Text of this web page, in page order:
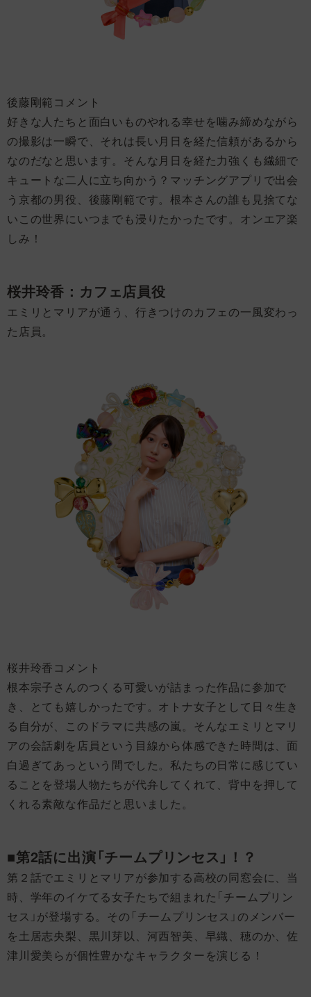
後藤剛範コメント
好きな人たちと面白いものやれる幸せを噛み締めながら
の撮影は一瞬で、それは長い月日を経た信頼があるから
なのだなと思います。そんな月日を経た力強くも繊細で
キュートな二人に立ち向かう？マッチングアプリで出会
う京都の男役、後藤剛範です。根本さんの誰も見捨てな
いこの世界にいつまでも浸りたかったです。オンエア楽
しみ！
桜井玲香：カフェ店員役
エミリとマリアが通う、行きつけのカフェの一風変わっ
た店員。
桜井玲香コメント
根本宗子さんのつくる可愛いが詰まった作品に参加で
き、とても嬉しかったです。オトナ女子として日々生き
る自分が、このドラマに共感の嵐。そんなエミリとマリ
アの会話劇を店員という目線から体感できた時間は、面
白過ぎてあっという間でした。私たちの日常に感じてい
ることを登場人物たちが代弁してくれて、背中を押して
くれる素敵な作品だと思いました。
■第2話に出演「チームプリンセス」！？
第２話でエミリとマリアが参加する高校の同窓会に、当
時、学年のイケてる女子たちで組まれた「チームプリン
セス」が登場する。その「チームプリンセス」のメンバー
を土居志央梨、黒川芽以、河西智美、早織、穂のか、佐
津川愛美らが個性豊かなキャラクターを演じる！